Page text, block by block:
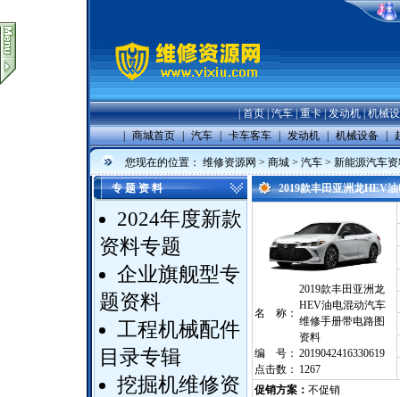
|首页|汽车|重卡|发动机|机械
| 商城首页 | 汽车 | 卡车客车 | 发动机 | 机械设备 |
您现在的位置： 维修资源网 > 商城 > 汽车 > 新能源汽车
专 题 资 料
2024年度新款
资料专题
企业旗舰型专
题资料
工程机械配件
目录专辑
挖掘机维修资
2019款丰田亚洲龙HEV
名 称：
2019款丰田亚洲龙
HEV油电混动汽车
维修手册带电路图
资料
编 号： 2019042416330619
点击数： 1267
促销方案： 不促销